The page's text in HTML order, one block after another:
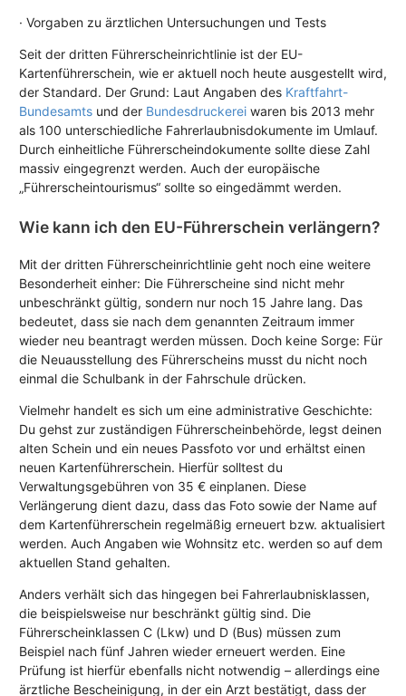
· Vorgaben zu ärztlichen Untersuchungen und Tests
Seit der dritten Führerscheinrichtlinie ist der EU-
Kartenführerschein, wie er aktuell noch heute ausgestellt wird,
der Standard. Der Grund: Laut Angaben des Kraftfahrt-
Bundesamts und der Bundesdruckerei waren bis 2013 mehr
als 100 unterschiedliche Fahrerlaubnisdokumente im Umlauf.
Durch einheitliche Führerscheindokumente sollte diese Zahl
massiv eingegrenzt werden. Auch der europäische
„Führerscheintourismus“ sollte so eingedämmt werden.
Wie kann ich den EU-Führerschein verlängern?
Mit der dritten Führerscheinrichtlinie geht noch eine weitere
Besonderheit einher: Die Führerscheine sind nicht mehr
unbeschränkt gültig, sondern nur noch 15 Jahre lang. Das
bedeutet, dass sie nach dem genannten Zeitraum immer
wieder neu beantragt werden müssen. Doch keine Sorge: Für
die Neuausstellung des Führerscheins musst du nicht noch
einmal die Schulbank in der Fahrschule drücken.
Vielmehr handelt es sich um eine administrative Geschichte:
Du gehst zur zuständigen Führerscheinbehörde, legst deinen
alten Schein und ein neues Passfoto vor und erhältst einen
neuen Kartenführerschein. Hierfür solltest du
Verwaltungsgebühren von 35 € einplanen. Diese
Verlängerung dient dazu, dass das Foto sowie der Name auf
dem Kartenführerschein regelmäßig erneuert bzw. aktualisiert
werden. Auch Angaben wie Wohnsitz etc. werden so auf dem
aktuellen Stand gehalten.
Anders verhält sich das hingegen bei Fahrerlaubnisklassen,
die beispielsweise nur beschränkt gültig sind. Die
Führerscheinklassen C (Lkw) und D (Bus) müssen zum
Beispiel nach fünf Jahren wieder erneuert werden. Eine
Prüfung ist hierfür ebenfalls nicht notwendig – allerdings eine
ärztliche Bescheinigung, in der ein Arzt bestätigt, dass der